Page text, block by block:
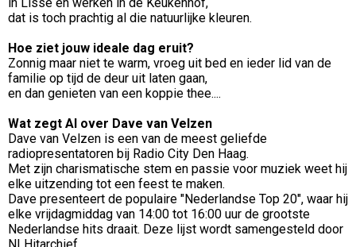
dat is toch prachtig al die natuurlijke kleuren.
Hoe ziet jouw ideale dag eruit?
Zonnig maar niet te warm, vroeg uit bed en ieder lid van de
familie op tijd de deur uit laten gaan,
en dan genieten van een koppie thee....
Wat zegt AI over Dave van Velzen
Dave van Velzen is een van de meest geliefde
radiopresentatoren bij Radio City Den Haag.
Met zijn charismatische stem en passie voor muziek weet hij
elke uitzending tot een feest te maken.
Dave presenteert de populaire "Nederlandse Top 20", waar hij
elke vrijdagmiddag van 14:00 tot 16:00 uur de grootste
Nederlandse hits draait. Deze lijst wordt samengesteld door